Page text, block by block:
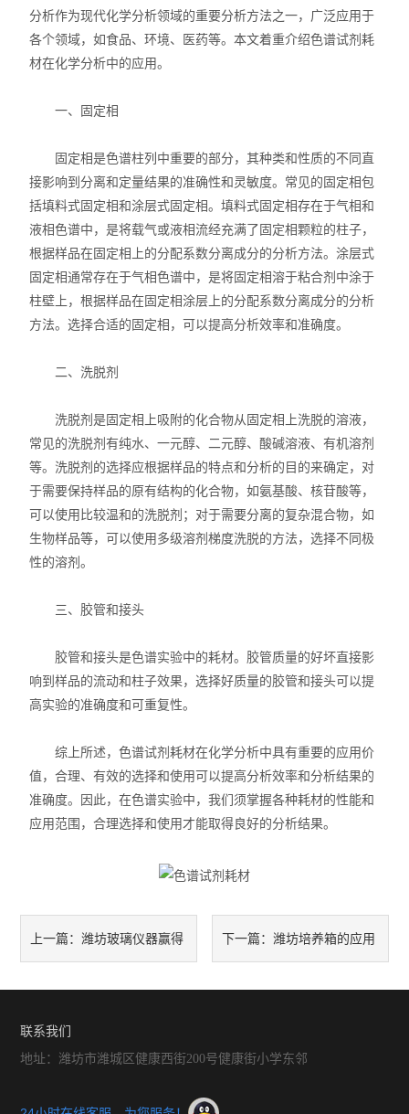
标准品
分析作为现代化学分析领域的重要分析方法之一，广泛应用于
各个领域，如食品、环境、医药等。本文着重介绍色谱试剂耗
材在化学分析中的应用。
一、固定相
固定相是色谱柱列中重要的部分，其种类和性质的不同直
接影响到分离和定量结果的准确性和灵敏度。常见的固定相包
括填料式固定相和涂层式固定相。填料式固定相存在于气相和
液相色谱中，是将载气或液相流经充满了固定相颗粒的柱子，
根据样品在固定相上的分配系数分离成分的分析方法。涂层式
固定相通常存在于气相色谱中，是将固定相溶于粘合剂中涂于
柱壁上，根据样品在固定相涂层上的分配系数分离成分的分析
方法。选择合适的固定相，可以提高分析效率和准确度。
二、洗脱剂
洗脱剂是固定相上吸附的化合物从固定相上洗脱的溶液，
常见的洗脱剂有纯水、一元醇、二元醇、酸碱溶液、有机溶剂
等。洗脱剂的选择应根据样品的特点和分析的目的来确定，对
于需要保持样品的原有结构的化合物，如氨基酸、核苷酸等，
可以使用比较温和的洗脱剂；对于需要分离的复杂混合物，如
生物样品等，可以使用多级溶剂梯度洗脱的方法，选择不同极
性的溶剂。
三、胶管和接头
胶管和接头是色谱实验中的耗材。胶管质量的好坏直接影
响到样品的流动和柱子效果，选择好质量的胶管和接头可以提
高实验的准确度和可重复性。
综上所述，色谱试剂耗材在化学分析中具有重要的应用价
值，合理、有效的选择和使用可以提高分析效率和分析结果的
准确度。因此，在色谱实验中，我们须掌握各种耗材的性能和
应用范围，合理选择和使用才能取得良好的分析结果。
上一篇：潍坊玻璃仪器赢得 下一篇： 潍坊培养箱的应用
联系我们
地址：潍坊市潍城区健康西街200号健康街小学东邻